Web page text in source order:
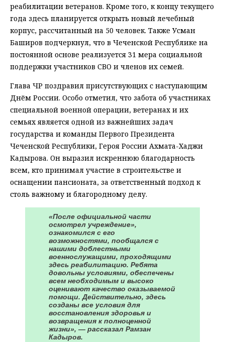
реабилитации ветеранов. Кроме того, к концу текущего
года здесь планируется открыть новый лечебный
корпус, рассчитанный на 50 человек. Также Усман
Баширов подчеркнул, что в Чеченской Республике на
постоянной основе реализуется 31 мера социальной
поддержки участников СВО и членов их семей.
Глава ЧР поздравил присутствующих с наступающим
Днём России. Особо отметил, что забота об участниках
специальной военной операции, ветеранах и их
семьях является одной из важнейших задач
государства и команды Первого Президента
Чеченской Республики, Героя России Ахмата-Хаджи
Кадырова. Он выразил искреннюю благодарность
всем, кто принимал участие в строительстве и
оснащении пансионата, за ответственный подход к
столь важному и благородному делу.
«После официальной части
осмотрел учреждение»,
ознакомился с его
возможностями, пообщался с
нашими доблестными
военнослужащими, проходящими
здесь реабилитацию. Ребята
довольны условиями, обеспечены
всем необходимым и высоко
оценивают качество оказываемой
помощи. Действительно, здесь
созданы все условия для
восстановления здоровья и
возвращения к полноценной
жизни», — рассказал Рамзан
Кадыров.